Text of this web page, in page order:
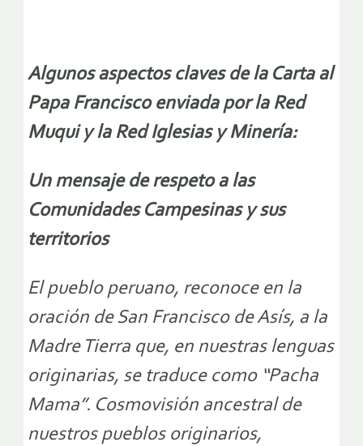
Algunos aspectos claves de la Carta al
Papa Francisco enviada por la Red
Muqui y la Red Iglesias y Minería:
Un mensaje de respeto a las
Comunidades Campesinas y sus
territorios
El pueblo peruano, reconoce en la
oración de San Francisco de Asís, a la
Madre Tierra que, en nuestras lenguas
originarias, se traduce como “Pacha
Mama”. Cosmovisión ancestral de
nuestros pueblos originarios,